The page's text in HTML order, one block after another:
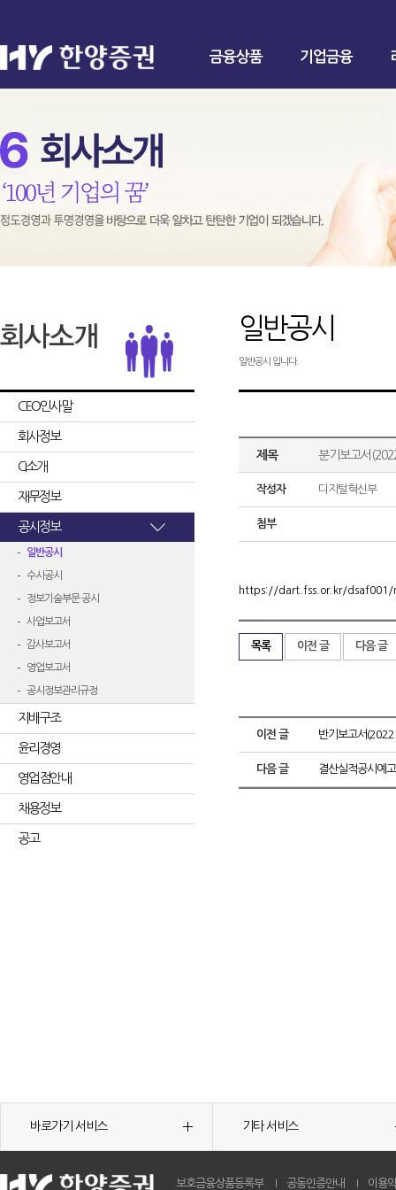
금융상품 기업금융
CEO인사말
회사정보
CI소개
재무정보
공시정보
일반공시
수시공시
정보기술부문 공시
사업보고서
감사보고서
영업보고서
공시정보관리규정
지배구조
윤리경영
영업점안내
채용정보
공고
일반공시
일반공시 입니다.
제목 분기보고서
작성자 디지털혁신부
첨부
https://dart.fss.or.kr/dsaf001/
목록 이전 글 다음 글
이전 글 반기보고서
다음 글 결산실적공시예
바로가기 서비스 기타 서비스
보호금융상품등록부 공동인증안내 이용